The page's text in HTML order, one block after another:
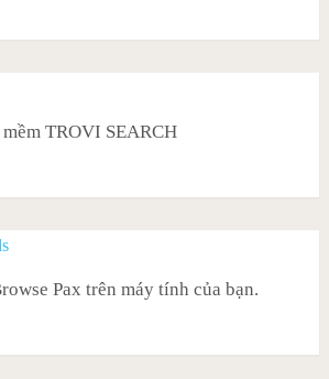
TROVI SEARCH
Pax trên máy tính của bạn.